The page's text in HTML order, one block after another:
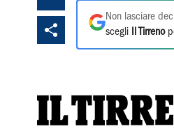
Non lasciare
scegli
Il Tirreno